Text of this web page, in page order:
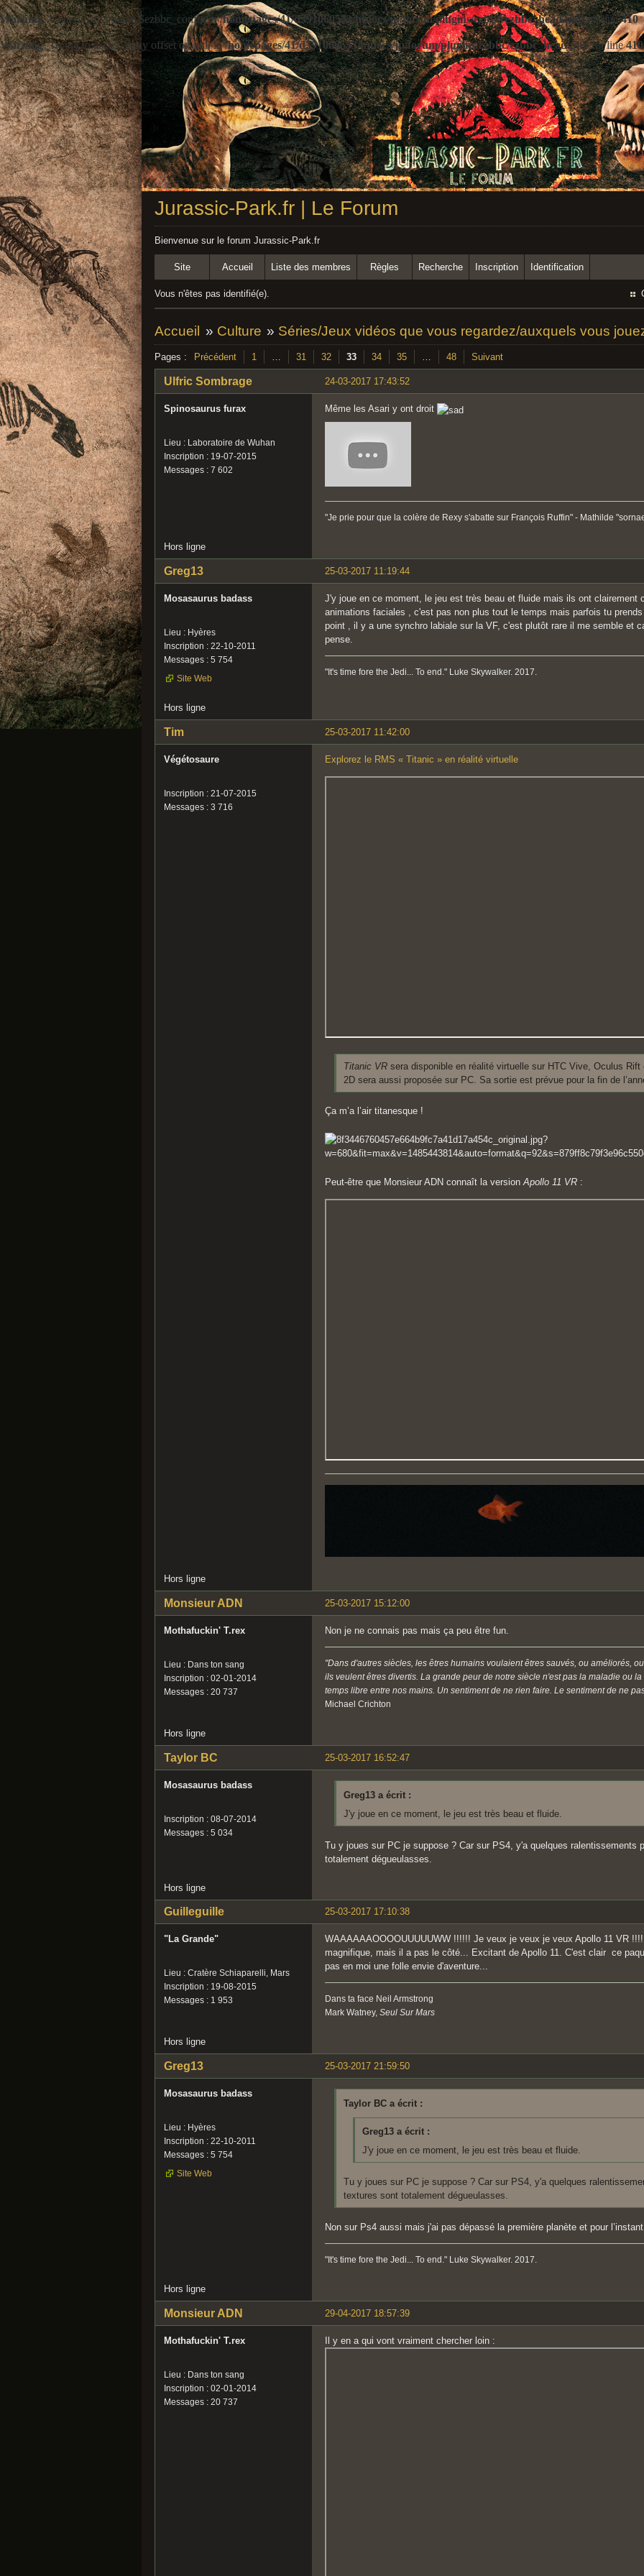
Warning: Undefined variable $ezbbc_config in/homepages/41/d391060533/htdocs/jp/forum/plugins/ezbbc/ezbbc_head.phpon line410
Warning: Trying to access array offset on null in/homepages/41/d391060533/htdocs/jp/forum/plugins/ezbbc/ezbbc_head.phpon line410
Jurassic-Park.fr | Le Forum
Bienvenue sur le forum Jurassic-Park.fr
Site Accueil Liste des membres Règles Recherche Inscription Identification
Vous n'êtes pas identifié(e).
Accueil » Culture » Séries/Jeux vidéos que vous regardez/auxquels vous
Pages : Précédent 1 … 31 32 33 34 35 … 48 Suivant
24-03-2017 17:43:52
Ulfric Sombrage
Spinosaurus furax
Lieu : Laboratoire de Wuhan
Inscription : 19-07-2015
Messages : 7 602
Même les Asari y ont droit
"Je prie pour que la colère de Rexy s'abatte sur François Ruffin" - Mathilde
Hors ligne
25-03-2017 11:19:44
Greg13
Mosasaurus badass
Lieu : Hyères
Inscription : 22-10-2011
Messages : 5 754
Site Web
J'y joue en ce moment, le jeu est très beau et fluide mais ils ont clairement
animations faciales , c'est pas non plus tout le temps mais parfois tu
point , il y a une synchro labiale sur la VF, c'est plutôt rare il me semble et
pense.
"It's time fore the Jedi... To end." Luke Skywalker. 2017.
Hors ligne
25-03-2017 11:42:00
Tim
Végétosaure
Inscription : 21-07-2015
Messages : 3 716
Explorez le RMS « Titanic » en réalité virtuelle
Titanic VRsera disponible en réalité virtuelle sur HTC Vive, Oculus
2D sera aussi proposée sur PC. Sa sortie est prévue pour la fin de
Ça m’a l’air titanesque !
Peut-être que Monsieur ADN connaît la versionApollo 11 VR :
Hors ligne
25-03-2017 15:12:00
Monsieur ADN
Mothafuckin' T.rex
Lieu : Dans ton sang
Inscription : 02-01-2014
Messages : 20 737
Non je ne connais pas mais ça peu être fun.
"Dans d'autres siècles, les êtres humains voulaient êtres sauvés, ou améliorés,
ils veulent êtres divertis. La grande peur de notre siècle n'est pas la maladie ou
temps libre entre nos mains. Un sentiment de ne rien faire. Le sentiment de ne
Michael Crichton
Hors ligne
25-03-2017 16:52:47
Taylor BC
Mosasaurus badass
Inscription : 08-07-2014
Messages : 5 034
Greg13 a écrit :
J'y joue en ce moment, le jeu est très beau et fluide.
Tu y joues sur PC je suppose ? Car sur PS4, y'a quelques ralentissements
totalement dégueulasses.
Hors ligne
25-03-2017 17:10:38
Guilleguille
"La Grande"
Lieu : Cratère Schiaparelli, Mars
Inscription : 19-08-2015
Messages : 1 953
WAAAAAAOOOOUUUUUWW !!!!!! Je veux je veux je veux Apollo 11 VR
magnifique, mais il a pas le côté... Excitant de Apollo 11. C'est clair ce
pas en moi une folle envie d'aventure...
Dans ta face Neil Armstrong
Mark Watney, Seul Sur Mars
Hors ligne
25-03-2017 21:59:50
Greg13
Mosasaurus badass
Lieu : Hyères
Inscription : 22-10-2011
Messages : 5 754
Site Web
Taylor BC a écrit :
Greg13 a écrit :
J'y joue en ce moment, le jeu est très beau et fluide.
Tu y joues sur PC je suppose ? Car sur PS4, y'a quelques
textures sont totalement dégueulasses.
Non sur Ps4 aussi mais j'ai pas dépassé la première planète et pour
"It's time fore the Jedi... To end." Luke Skywalker. 2017.
Hors ligne
29-04-2017 18:57:39
Monsieur ADN
Mothafuckin' T.rex
Lieu : Dans ton sang
Inscription : 02-01-2014
Messages : 20 737
Il y en a qui vont vraiment chercher loin :